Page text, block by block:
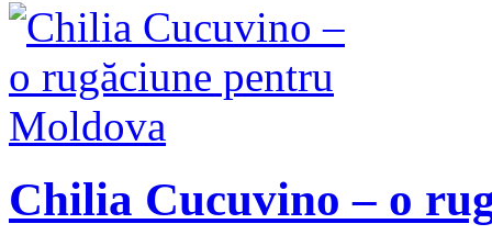
Chilia Cucuvino – o